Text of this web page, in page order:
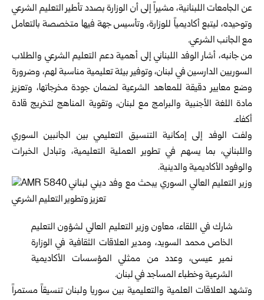
عن الجامعات اللبنانية، مشيراً إلى أن ‏الوزارة بصدد تأطير التعليم الشرعي
وتوحيده، ليتبع أكاديمياً ‏للوزارة، وتأسيس جهة فيها متخصصة بالتعامل
مع الجانب ‏الشرعي‎.‎
من جانبه، أشار الوفد اللبناني إلى أهمية دعم التعليم الشرعي ‏والطلاب
السوريين الدارسين في لبنان، وتوفير بيئة تعليمية ‏مناسبة لهم، وضرورة
وضع معايير دقيقة للمعاهد الشرعية ‏لضمان جودة مخرجاتها، وتعزيز
مادة اللغة الأجنبية والبرامج ‏مع لبنان، وتقوية المناهج لتخريج قادة
أكفاء‎.‎
ولفت الوفد إلى إمكانية التنسيق التعليمي بين الجانبين السوري
‏واللبناني، بما يسهم في تطوير العملية التعليمية، وتبادل الخبرات
‏والوفود الأكاديمية والدينية‎.‎
شارك في اللقاء، معاون وزير التعليم العالي لشؤون التعليم
‏الخاص محمد السويد، ومدير العلاقات الثقافية في الوزارة
نمير ‏عيسى، وعدد من ممثلي المؤسسات الأكاديمية
الشرعية وخطباء ‏المساجد في لبنان‎.‎
وتشهد العلاقات العلمية والتعليمية بين سوريا ولبنان تنسيقاً ‏مستمراً